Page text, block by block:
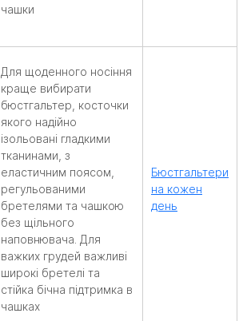
чашки
Для щоденного носіння
краще вибирати
бюстгальтер, косточки
якого надійно
ізольовані гладкими
тканинами, з
еластичним поясом,
регульованими
бретелями та чашкою
без щільного
наповнювача. Для
важких грудей важливі
широкі бретелі та
стійка бічна підтримка в
чашках
Бюстгальтери
на кожен
день